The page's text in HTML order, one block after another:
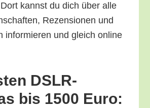
kannst du dich über alle
Rezen­sio­nen und
infor­mie­ren und gleich online
DSLR-
bis 1500 Euro: